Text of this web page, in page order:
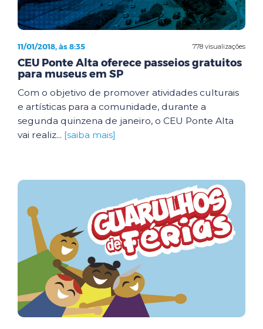
778 visualizações
11/01/2018, às 8:35
CEU Ponte Alta oferece passeios gratuitos
para museus em SP
Com o objetivo de promover atividades culturais
e artísticas para a comunidade, durante a
segunda quinzena de janeiro, o CEU Ponte Alta
vai realiz... [saiba mais]